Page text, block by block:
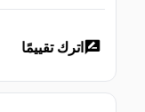
اترك تقييمًا